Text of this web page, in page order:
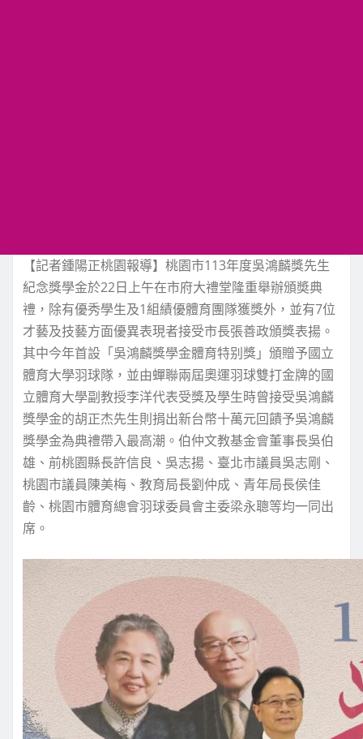
【記者鍾陽正桃園報導】桃園市113年度吳鴻麟獎先生
紀念獎學金於22日上午在市府大禮堂隆重舉辦頒奬典
禮，除有優秀學生及1組績優體育團隊獲獎外，並有7位
才藝及技藝方面優異表現者接受市長張善政頒獎表揚。
其中今年首設「吳鴻麟獎學金體育特别獎」頒贈予國立
體育大學羽球隊，並由蟬聯兩屆奧運羽球雙打金牌的國
立體育大學副教授李洋代表受獎及學生時曾接受吳鴻麟
獎學金的胡正杰先生則捐出新台幣十萬元回饋予吳鴻麟
獎學金為典禮帶入最高潮。伯仲文教基金會董事長吳伯
雄、前桃園縣長許信良、吳志揚、臺北市議員吳志剛、
桃園市議員陳美梅、教育局長劉仲成、青年局長侯佳
齡、桃園市體育總會羽球委員會主委梁永聰等均一同出
席。